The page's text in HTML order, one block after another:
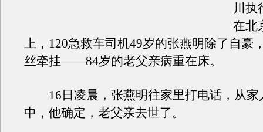
川执
在北
上，120急救车司机49岁的张燕明除了自豪
丝牵挂——84岁的老父亲病重在床。
16日凌晨，张燕明往家里打电话，从家
中，他确定，老父亲去世了。